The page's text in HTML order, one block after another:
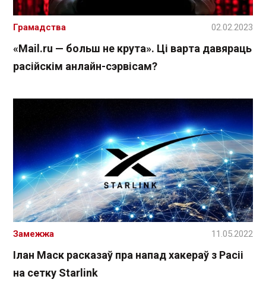
«Mail.ru — больш не крута». Ці варта давяраць
расійскім анлайн-сэрвісам?
Грамадства 02.02.2023
Ілан Маск расказаў пра напад хакераў з Расіі
на сетку Starlink
Замежжа 11.05.2022